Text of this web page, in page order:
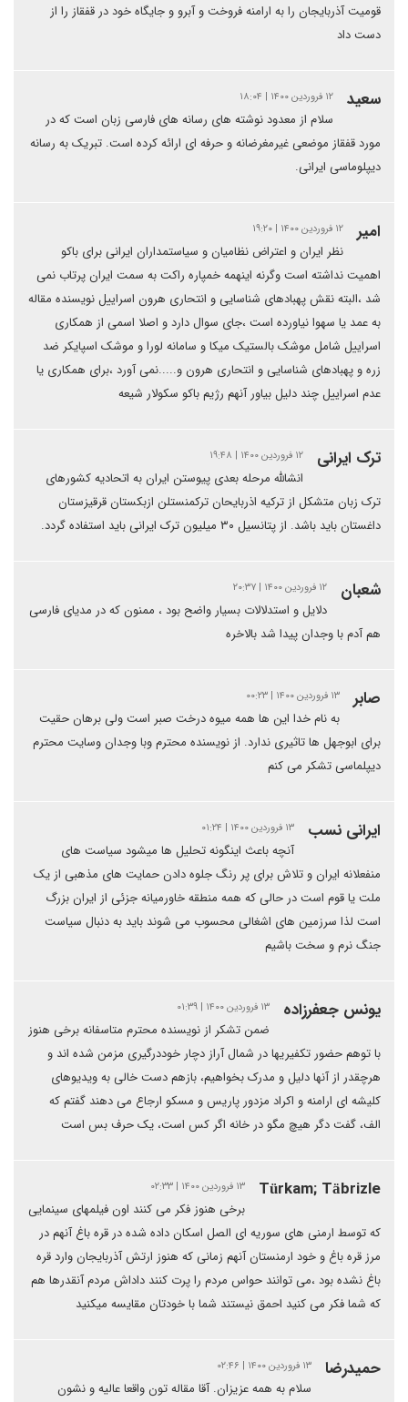
قومیت آذربایجان را به ارامنه فروخت و آبرو و جایگاه خود در قفقاز را از
دست داد
سعید ۱۲ فروردین ۱۴۰۰ | ۱۸:۰۴
سلام از معدود نوشته های رسانه های فارسی زبان است که در
مورد قفقاز موضعی غیرمغرضانه و حرفه ای ارائه کرده است. تبریک به رسانه
دیپلوماسی ایرانی.
امیر ۱۲ فروردین ۱۴۰۰ | ۱۹:۲۰
نظر ایران و اعتراض نظامیان و سیاستمداران ایرانی برای باکو
اهمیت نداشته است وگرنه اینهمه خمپاره راکت به سمت ایران پرتاب نمی
شد ،البته نقش پهبادهای شناسایی و انتحاری هرون اسراییل نویسنده مقاله
به عمد یا سهوا نیاورده است ،جای سوال دارد و اصلا اسمی از همکاری
اسراییل شامل موشک بالستیک میکا و سامانه لورا و موشک اسپایکر ضد
زره و پهبادهای شناسایی و انتحاری هرون و.....نمی آورد ،برای همکاری یا
عدم اسراییل چند دلیل بیاور آنهم رژیم باکو سکولار شیعه
ترک ایرانی ۱۲ فروردین ۱۴۰۰ | ۱۹:۴۸
انشالله مرحله بعدی پیوستن ایران به اتحادیه کشورهای
ترک زبان متشکل از ترکیه اذربایحان ترکمنستلن ازبکستان قرقیزستان
داغستان باید باشد. از پتانسیل ۳۰ میلیون ترک ایرانی باید استفاده گردد.
شعبان ۱۲ فروردین ۱۴۰۰ | ۲۰:۳۷
دلایل و استدلالات بسیار واضح بود ، ممنون که در مدیای فارسی
هم آدم با وجدان پیدا شد بالاخره
صابر ۱۳ فروردین ۱۴۰۰ | ۰۰:۲۳
به نام خدا این ها همه میوه درخت صبر است ولی برهان حقیت
برای ابوجهل ها تاثیری ندارد. از نویسنده محترم وبا وجدان وسایت محترم
دیپلماسی تشکر می کنم
ایرانی نسب ۱۳ فروردین ۱۴۰۰ | ۰۱:۲۴
آنچه باعث اینگونه تحلیل ها میشود سیاست های
منفعلانه ایران و تلاش برای پر رنگ جلوه دادن حمایت های مذهبی از یک
ملت یا قوم است در حالی که همه منطقه خاورمیانه جزئی از ایران بزرگ
است لذا سرزمین های اشغالی محسوب می شوند باید به دنبال سیاست
جنگ نرم و سخت باشیم
یونس جعفرزاده ۱۳ فروردین ۱۴۰۰ | ۰۱:۳۹
ضمن تشکر از نویسنده محترم متاسفانه برخی هنوز
با توهم حضور تکفیریها در شمال آراز دچار خوددرگیری مزمن شده اند و
هرچقدر از آنها دلیل و مدرک بخواهیم، بازهم دست خالی به ویدیوهای
کلیشه ای ارامنه و اکراد مزدور پاریس و مسکو ارجاع می دهند گفتم که
الف، گفت دگر هیچ مگو در خانه اگر کس است، یک حرف بس است
Türkam; Täbrizle ۱۳ فروردین ۱۴۰۰ | ۰۲:۳۳
برخی هنوز فکر می کنند اون فیلمهای سینمایی
که توسط ارمنی های سوریه ای الصل اسکان داده شده در قره باغ آنهم در
مرز قره باغ و خود ارمنستان آنهم زمانی که هنوز ارتش آذربایجان وارد قره
باغ نشده بود ،می توانند حواس مردم را پرت کنند داداش مردم آنقدرها هم
که شما فکر می کنید احمق نیستند شما با خودتان مقایسه میکنید
حمیدرضا ۱۳ فروردین ۱۴۰۰ | ۰۲:۴۶
سلام به همه عزیزان. آقا مقاله تون واقعا عالیه و نشون